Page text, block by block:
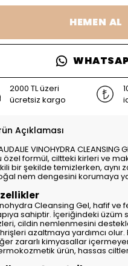
HEMEN AL
2000 TL üzeri
ücretsiz kargo
Açıklaması
VINOHYDRA CLEANSING
özel formül, ciltteki kirleri ve
bir şekilde temizlerken, aynı
nem dengesini korumaya
Cleansing Gel, hafif ve
sahiptir. İçeriğindeki üzüm
cildin nemlenmesini
azaltmaya yardımcı
zararlı kimyasallar
ürün, hassas